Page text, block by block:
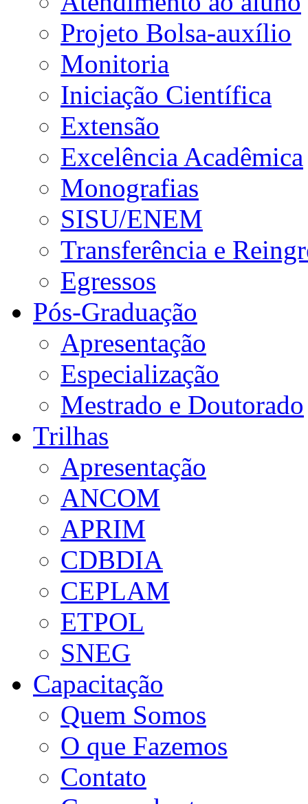
Projeto Bolsa-auxílio
Monitoria
Iniciação Científica
Extensão
Excelência Acadêmica
Monografias
SISU/ENEM
Transferência e
Egressos
Pós-Graduação
Apresentação
Especialização
Mestrado e Doutorado
Trilhas
Apresentação
ANCOM
APRIM
CDBDIA
CEPLAM
ETPOL
SNEG
Capacitação
Quem Somos
O que Fazemos
Contato